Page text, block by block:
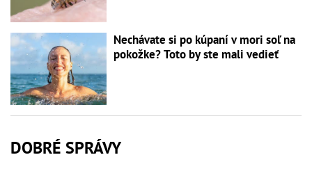
Nechávate si po kúpaní v mori soľ na
pokožke? Toto by ste mali vedieť
DOBRÉ SPRÁVY